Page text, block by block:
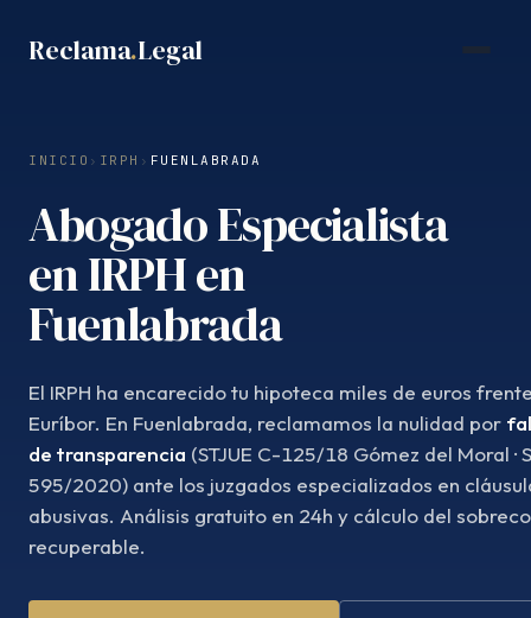
Reclama.Legal
INICIO › IRPH › FUENLABRADA
Abogado Especialista
en IRPH en
Fuenlabrada
El IRPH ha encarecido tu hipoteca miles de euros
Euríbor. En Fuenlabrada, reclamamos la nulidad por
de transparencia (STJUE C-125/18 Gómez del Moral ·
595/2020) ante los juzgados especializados en
abusivas. Análisis gratuito en 24h y cálculo del
recuperable.